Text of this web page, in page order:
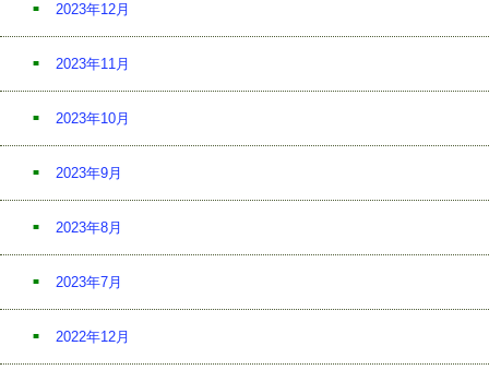
2023年12月
2023年11月
2023年10月
2023年9月
2023年8月
2023年7月
2022年12月